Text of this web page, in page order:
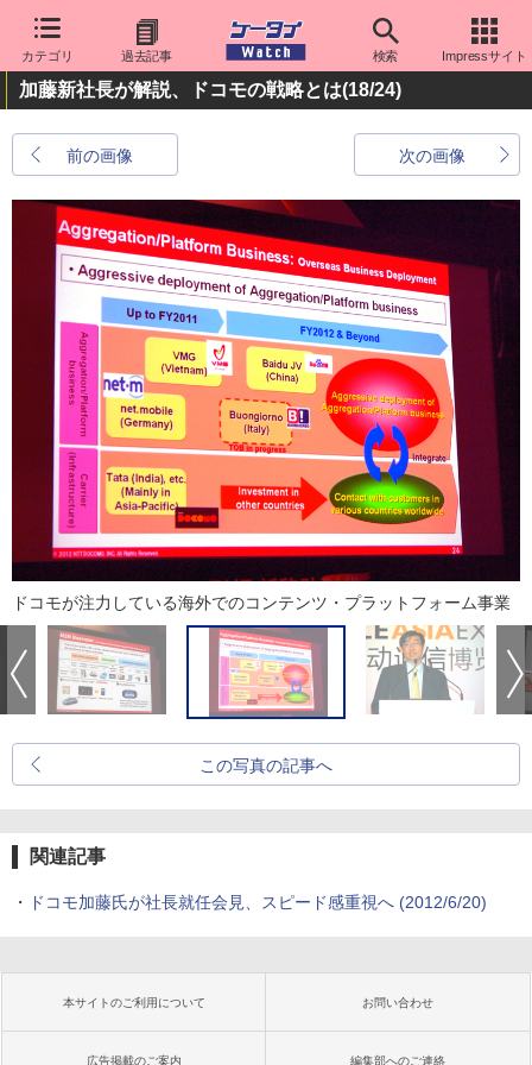
カテゴリ 過去記事 検索 Impressサイト
加藤新社長が解説、ドコモの戦略とは(18/24)
前の画像 次の画像
ドコモが注力している海外でのコンテンツ・プラットフォーム事業
この写真の記事へ
関連記事
・ ドコモ加藤氏が社長就任会見、スピード感重視へ(2012/6/20)
本サイトのご利用について お問い合わせ
広告掲載のご案内 編集部へのご連絡